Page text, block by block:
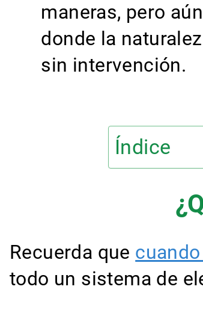
maneras, pero
donde la
sin intervención.
Índice
Recuerda que
todo un sistema de